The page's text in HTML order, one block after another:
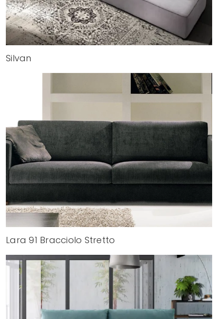
Silvan
Lara 91 Bracciolo Stretto